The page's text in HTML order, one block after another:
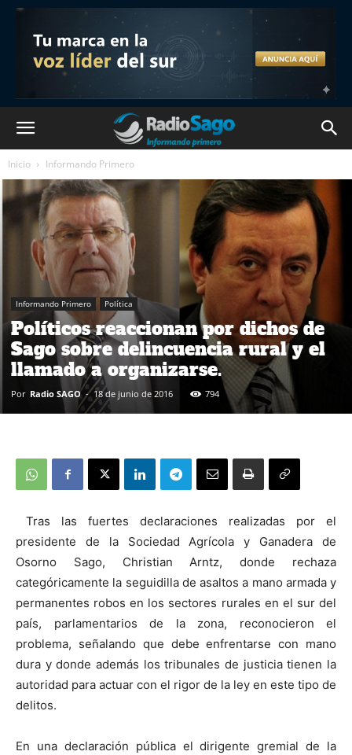
Inicio Informando Primero
Informando Primero Política
Políticos reaccionan por dichos de
Sago sobre delincuencia rural y el
llamado a organizarse.
Por Radio SAGO - 18 de junio de 2016 794
Tras las fuertes declaraciones realizadas por el
presidente de la Sociedad Agrícola y Ganadera de
Osorno Sago, Christian Arntz, donde rechaza
categóricamente la seguidilla de asaltos a mano armada y
permanentes robos en los sectores rurales en el sur del
país, parlamentarios de la zona, reconocieron el
problema, señalando que debe enfrentarse con mano
dura y donde además los tribunales de justicia tienen la
autoridad para actuar con el rigor de la ley en este tipo de
delitos.
En una declaración pública el dirigente gremial de la